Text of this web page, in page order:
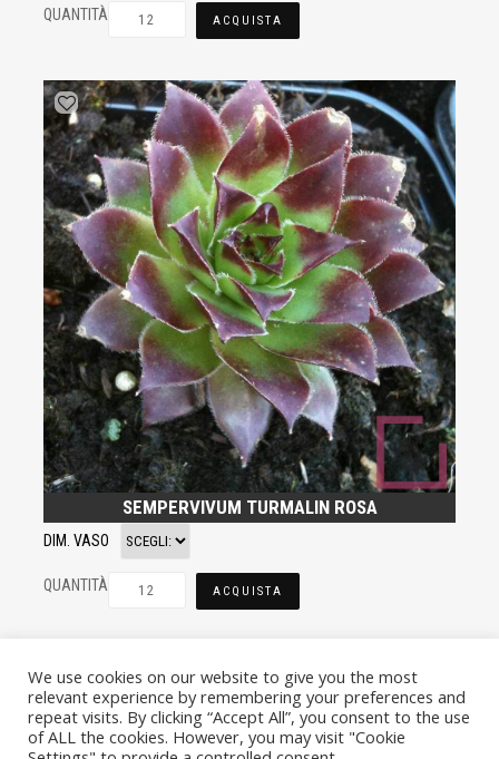
QUANTITÀ ACQUISTA
SEMPERVIVUM TURMALIN ROSA
DIM. VASO
QUANTITÀ ACQUISTA
We use cookies on our website to give you the most
relevant experience by remembering your preferences and
repeat visits. By clicking “Accept All”, you consent to the use
of ALL the cookies. However, you may visit "Cookie